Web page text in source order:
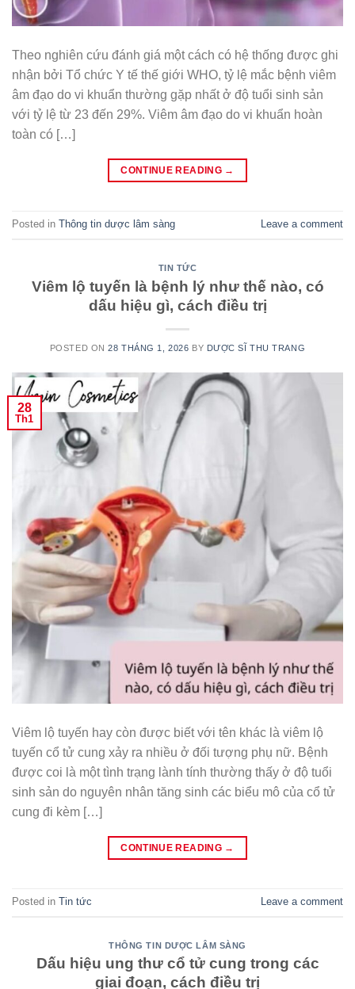
Theo nghiên cứu đánh giá một cách có hệ thống được ghi
nhận bởi Tổ chức Y tế thế giới WHO, tỷ lệ mắc bệnh viêm
âm đạo do vi khuẩn thường gặp nhất ở độ tuổi sinh sản
với tỷ lệ từ 23 đến 29%. Viêm âm đạo do vi khuẩn hoàn
toàn có […]
CONTINUE READING →
Posted in Thông tin dược lâm sàng Leave a comment
TIN TỨC
Viêm lộ tuyến là bệnh lý như thế nào, có
dấu hiệu gì, cách điều trị
POSTED ON28 THÁNG 1, 2026 BY DƯỢC SĨ THU TRANG
28
Th1
Viêm lộ tuyến hay còn được biết với tên khác là viêm lộ
tuyến cổ tử cung xảy ra nhiều ở đối tượng phụ nữ. Bệnh
được coi là một tình trạng lành tính thường thấy ở độ tuổi
sinh sản do nguyên nhân tăng sinh các biểu mô của cổ tử
cung đi kèm […]
CONTINUE READING →
Posted in Tin tức Leave a comment
THÔNG TIN DƯỢC LÂM SÀNG
Dấu hiệu ung thư cổ tử cung trong các
giai đoạn, cách điều trị